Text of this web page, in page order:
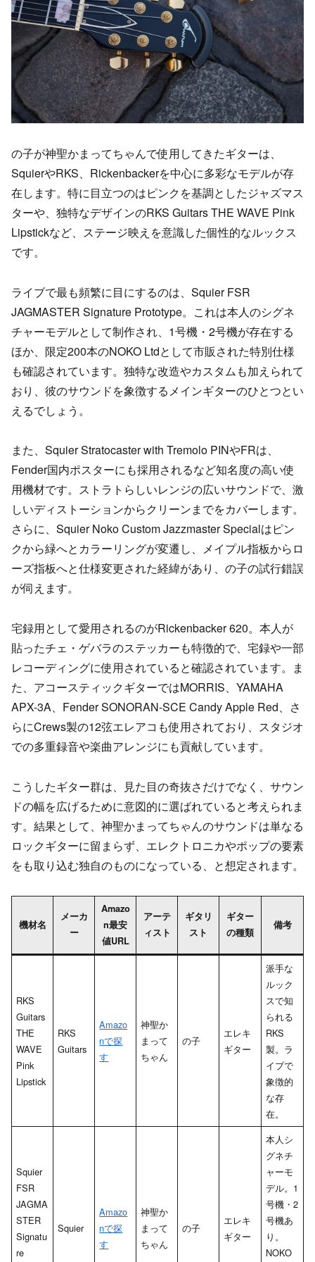
の子が神聖かまってちゃんで使用してきたギターは、
SquierやRKS、Rickenbackerを中心に多彩なモデルが存
在します。特に目立つのはピンクを基調としたジャズマス
ターや、独特なデザインのRKS Guitars THE WAVE Pink
Lipstickなど、ステージ映えを意識した個性的なルックス
です。
ライブで最も頻繁に目にするのは、Squier FSR
JAGMASTER Signature Prototype。これは本人のシグネ
チャーモデルとして制作され、1号機・2号機が存在する
ほか、限定200本のNOKO Ltdとして市販された特別仕様
も確認されています。独特な改造やカスタムも加えられて
おり、彼のサウンドを象徴するメインギターのひとつとい
えるでしょう。
また、Squier Stratocaster with Tremolo PINやFRは、
Fender国内ポスターにも採用されるなど知名度の高い使
用機材です。ストラトらしいレンジの広いサウンドで、激
しいディストーションからクリーンまでをカバーします。
さらに、Squier Noko Custom Jazzmaster Specialはピン
クから緑へとカラーリングが変遷し、メイプル指板からロ
ーズ指板へと仕様変更された経緯があり、の子の試行錯誤
が伺えます。
宅録用として愛用されるのがRickenbacker 620。本人が
貼ったチェ・ゲバラのステッカーも特徴的で、宅録や一部
レコーディングに使用されていると確認されています。ま
た、アコースティックギターではMORRIS、YAMAHA
APX-3A、Fender SONORAN-SCE Candy Apple Red、さ
らにCrews製の12弦エレアコも使用されており、スタジオ
での多重録音や楽曲アレンジにも貢献しています。
こうしたギター群は、見た目の奇抜さだけでなく、サウン
ドの幅を広げるために意図的に選ばれていると考えられま
す。結果として、神聖かまってちゃんのサウンドは単なる
ロックギターに留まらず、エレクトロニカやポップの要素
をも取り込む独自のものになっている、と想定されます。
機材名
メーカ
ー
Amazo
n最安
値URL
アーテ
ィスト
ギタリ
スト
ギター
の種類
備考
RKS
Guitars
THE
WAVE
Pink
Lipstick
RKS
Guitars
Amazo
nで探
す
神聖か
まって
ちゃん
の子
エレキ
ギター
派手な
ルック
スで知
られる
RKS
製。ラ
イブで
象徴的
な存
在。
Squier
FSR
JAGMA
STER
Signatu
re
Squier
Amazo
nで探
す
神聖か
まって
ちゃん
の子
エレキ
ギター
本人シ
グネチ
ャーモ
デル。1
号機・2
号機あ
り。
NOKO